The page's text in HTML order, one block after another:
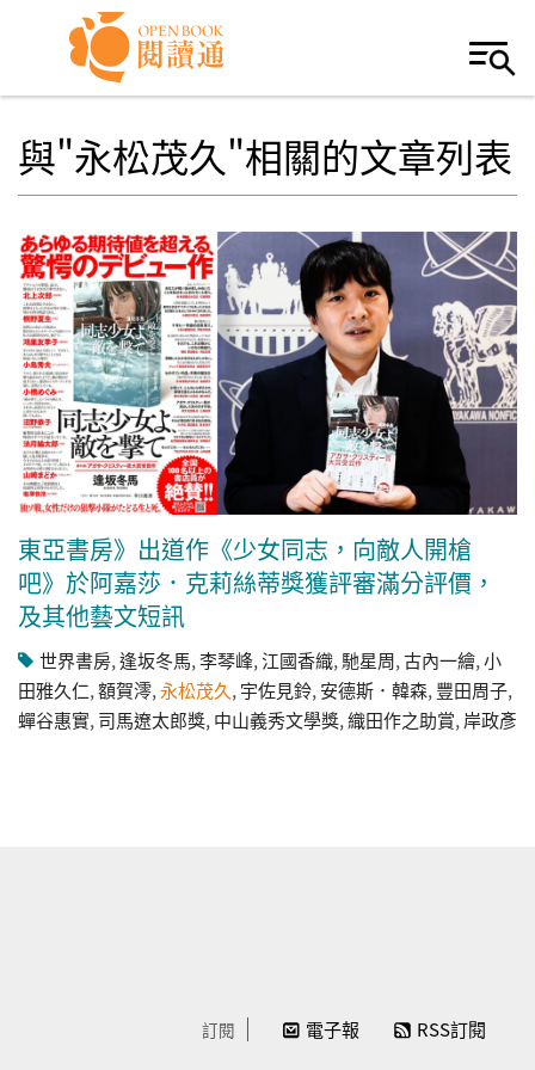
Skip to navigation
移至主內容
與"永松茂久"相關的文章列表
東亞書房》出道作《少女同志，向敵人開槍
吧》於阿嘉莎．克莉絲蒂獎獲評審滿分評價，
及其他藝文短訊
世界書房,逢坂冬馬,李琴峰,江國香織, 馳星周,古內一繪,小
田雅久仁,額賀澪,永松茂久, 宇佐見鈴, 安德斯．韓森, 豐田周子,
蟬谷惠實, 司馬遼太郎獎, 中山義秀文學獎,織田作之助賞, 岸政彥
訂閱 電子報 RSS訂閱